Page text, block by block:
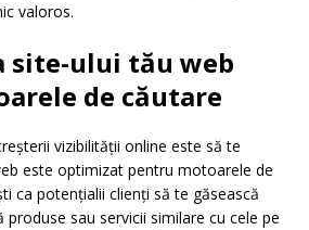
valoros.
site-ului tău web
de căutare
vizibilității online este să te
este optimizat pentru motoarele de
ca potențialii clienți să te găsească
sau servicii similare cu cele pe